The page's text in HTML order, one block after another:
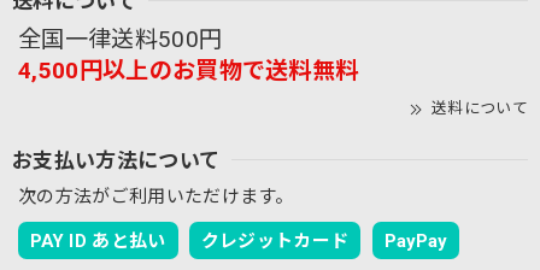
全国一律送料500円
4,500円以上のお買物で送料無料
送料について
お支払い方法について
次の方法がご利用いただけます。
PAY ID あと払い クレジットカード PayPay